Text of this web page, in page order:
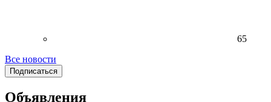
65
Все новости
Подписаться
Объявления